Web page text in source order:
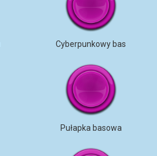
Cyberpunkowy bas
Pułapka basowa